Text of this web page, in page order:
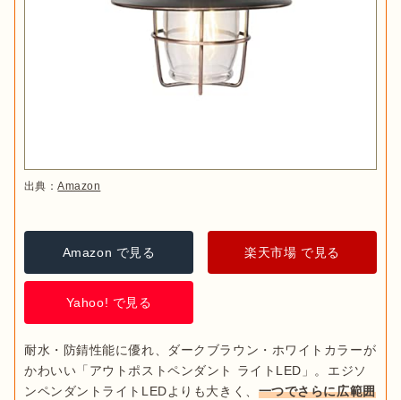
出典：Amazon
Amazon で見る 楽天市場 で見る
Yahoo! で見る
耐水・防錆性能に優れ、ダークブラウン・ホワイトカラーが
かわいい「アウトポストペンダント ライトLED」。エジソ
ンペンダントライトLEDよりも大きく、 一つでさらに広範囲